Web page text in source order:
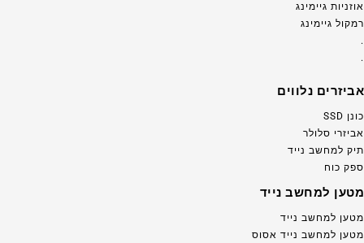
אוזניות גיימינג
רמקול גיימינג
.
.
אביזרים נלווים
כונן SSD
אביזרי סלולר
תיק למחשב נייד
ספק כוח
מטען למחשב נייד
מטען למחשב נייד
מטען למחשב נייד אסוס